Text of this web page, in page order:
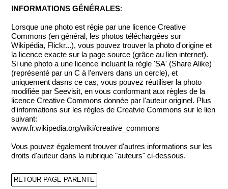
INFORMATIONS GÉNÉRALES:
Lorsque une photo est régie par une licence Creative
Commons (en général, les photos téléchargées sur
Wikipédia, Flickr...), vous pouvez trouver la photo d'origine et
la licence exacte sur la page source (grâce au lien internet).
Si une photo a une licence incluant la règle 'SA' (Share Alike)
(représenté par un C à l'envers dans un cercle), et
uniquement dasns ce cas, vous pouvez réutiliser la photo
modifiée par Seevisit, en vous conformant aux règles de la
licence Creative Commons donnée par l'auteur originel. Plus
d'informations sur les règles de Creatvie Commons sur le lien
suivant:
www.fr.wikipedia.org/wiki/creative_commons
Vous pouvez également trouver d'autres informations sur les
droits d'auteur dans la rubrique "auteurs" ci-dessous.
RETOUR PAGE PARENTE